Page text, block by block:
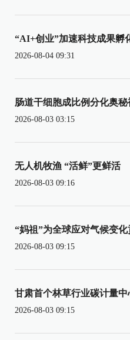
“AI+创业”加速科技成果孵
2026-08-04 09:31
肠道干细胞成比例分化奥秘
2026-08-03 03:15
无人机牧渔 “活鲜”更鲜活
2026-08-03 09:16
“妈祖”为全球应对气候变
2026-08-03 09:15
甘肃首个林草行业碳计量中
2026-08-03 09:15